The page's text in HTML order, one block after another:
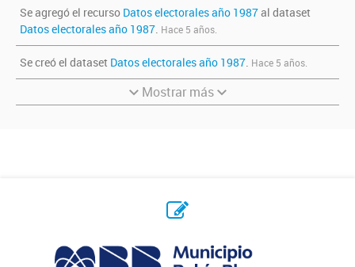
Se agregó el recurso Datos electorales año 1987al dataset
Datos electorales año 1987. Hace 5 años.
Se creó el dataset Datos electorales año 1987. Hace 5 años.
Mostrar más